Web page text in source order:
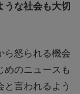
うな社会も大切
ら怒られる機会
めのニュースも
言われるよう